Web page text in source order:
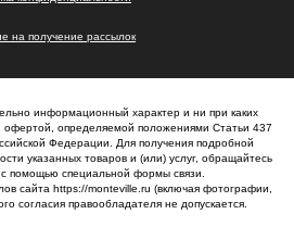
на получение рассылок
информационный характер и ни при каких
офертой, определяемой положениями Статьи 437
Федерации. Для получения подробной
указанных товаров и (или) услуг, обращайтесь
помощью специальной формы связи.
сайта https://monteville.ru (включая фотографии,
согласия правообладателя не допускается.